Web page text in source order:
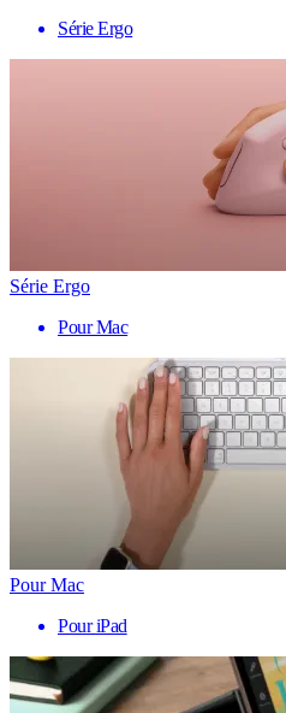
Série Ergo
Série Ergo
Pour Mac
Pour Mac
Pour iPad